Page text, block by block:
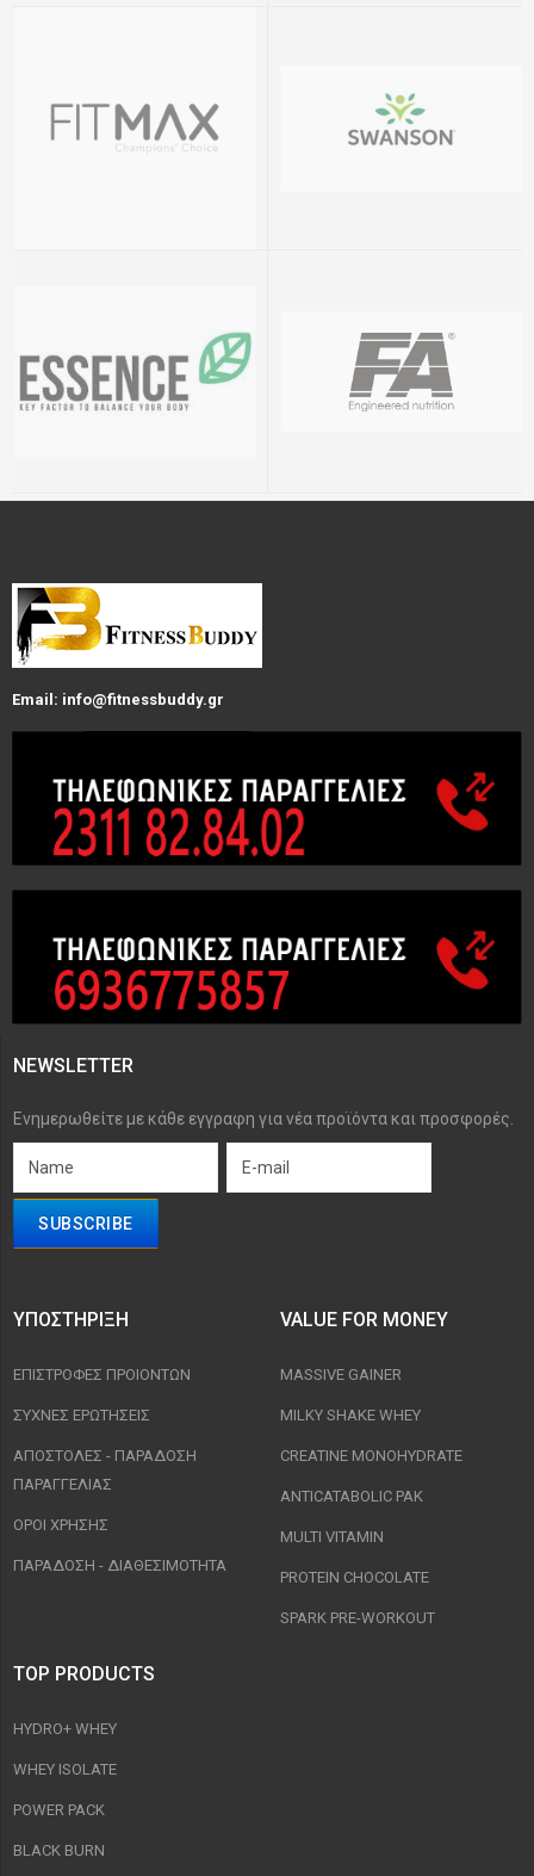
Email: info@fitnessbuddy.gr
NEWSLETTER
Ενημερωθείτε με κάθε εγγραφη για νέα προϊόντα και προσφορές.
ΥΠΟΣΤΉΡΙΞΗ
ΕΠΙΣΤΡΟΦΈΣ ΠΡΟΙΟΝΤΩΝ
ΣΥΧΝΈΣ ΕΡΩΤΉΣΕΙΣ
ΑΠΟΣΤΟΛΈΣ - ΠΑΡΆΔΟΣΗ
ΠΑΡΑΓΓΕΛΊΑΣ
ΟΡΟΙ ΧΡΉΣΗΣ
ΠΑΡΑΔΟΣΗ - ΔΙΑΘΕΣΙΜΌΤΗΤΑ
VALUE FOR MONEY
MASSIVE GAINER
MILKY SHAKE WHEY
CREATINE MONOHYDRATE
ANTICATABOLIC PAK
MULTI VITAMIN
PROTEIN CHOCOLATE
SPARK PRE-WORKOUT
TOP PRODUCTS
HYDRO+ WHEY
WHEY ISOLATE
POWER PACK
BLACK BURN